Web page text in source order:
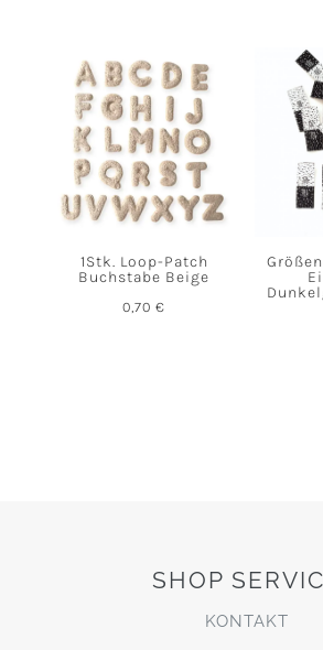
1Stk. Loop-Patch
Buchstabe Beige
0,70€
SHOP
KONTAKT